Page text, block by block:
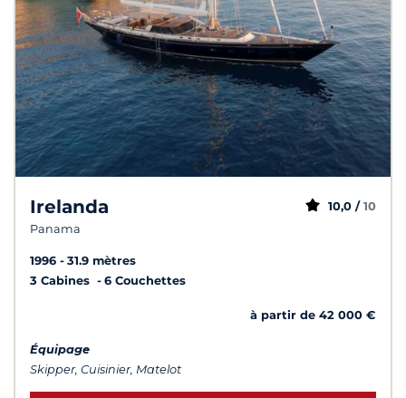
Irelanda
Panama
10,0 / 10
1996
31.9 mètres
3 Cabines
6 Couchettes
à partir de 42 000 €
Équipage
Skipper, Cuisinier, Matelot